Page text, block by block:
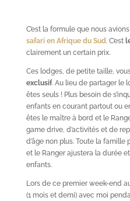
C’est la formule que nous
safari en Afrique du Sud. C’est
clairement un certain prix.
Ces lodges, de petite taille,
exclusif. Au lieu de partager le
êtes seuls ! Plus besoin de
enfants en courant partout ou
êtes le maître à bord et le
game drive, d’activités et de
d’âge non plus. Toute la
et le Ranger ajustera la durée
enfants.
Lors de ce premier week-end
(1 mois et demi) avec moi